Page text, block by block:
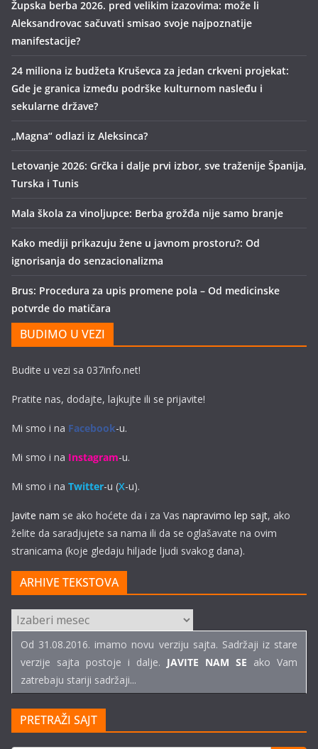
Župska berba 2026. pred velikim izazovima: može li
Aleksandrovac sačuvati smisao svoje najpoznatije
manifestacije?
24 miliona iz budžeta Kruševca za jedan crkveni projekat:
Gde je granica između podrške kulturnom nasleđu i
sekularne države?
„Magna“ odlazi iz Aleksinca?
Letovanje 2026: Grčka i dalje prvi izbor, sve traženije Španija,
Turska i Tunis
Mala škola za vinoljupce: Berba grožđa nije samo branje
Kako mediji prikazuju žene u javnom prostoru?: Od
ignorisanja do senzacionalizma
Brus: Procedura za upis promene pola – Od medicinske
potvrde do matičara
BUDIMO U VEZI
Budite u vezi sa 037info.net!
Pratite nas, dodajte, lajkujte ili se prijavite!
Mi smo i na Facebook-u.
Mi smo i na Instagram-u.
Mi smo i na Twitter-u (X-u).
Javite nam se ako hoćete da i za Vas napravimo lep sajt, ako
želite da saradjujete sa nama ili da se oglašavate na ovim
stranicama (koje gledaju hiljade ljudi svakog dana).
ARHIVE TEKSTOVA
ARHIVE
TEKSTOVA
Od 31.08.2016. imamo novu verziju sajta. Sadržaji iz stare
verzije sajta postoje i dalje. JAVITE NAM SE ako Vam
zatrebaju stariji sadržaji...
PRETRAŽI SAJT